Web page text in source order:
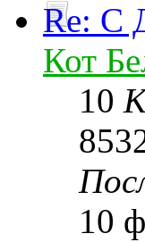
Re: С
Кот
10
10